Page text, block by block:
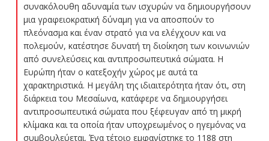
συνακόλουθη αδυναμία των ισχυρών να δημιουργήσουν
μια γραφειοκρατική δύναμη για να αποσπούν το
πλεόνασμα και έναν στρατό για να ελέγχουν και να
πολεμούν, κατέστησε δυνατή τη διοίκηση των κοινωνιών
από συνελεύσεις και αντιπροσωπευτικά σώματα. Η
Ευρώπη ήταν ο κατεξοχήν χώρος με αυτά τα
χαρακτηριστικά. Η μεγάλη της ιδιαιτερότητα ήταν ότι, στη
διάρκεια του Μεσαίωνα, κατάφερε να δημιουργήσει
αντιπροσωπευτικά σώματα που ξέφευγαν από τη μικρή
κλίμακα και τα οποία ήταν υποχρεωμένος ο ηγεμόνας να
συμβουλεύεται. Ένα τέτοιο εμφανίστηκε το 1188 στη